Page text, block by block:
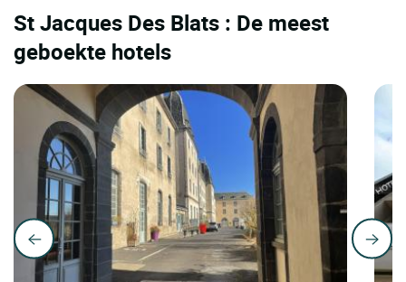
St Jacques Des Blats : De meest
geboekte hotels